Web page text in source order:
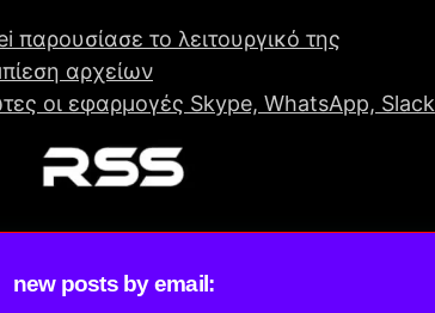
παρουσίασε το λειτουργικό της
αρχείων
οι εφαρμογές Skype, WhatsApp, Slack
new posts by email: